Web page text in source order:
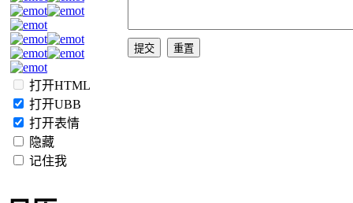
打开HTML
打开UBB
打开表情
隐藏
记住我